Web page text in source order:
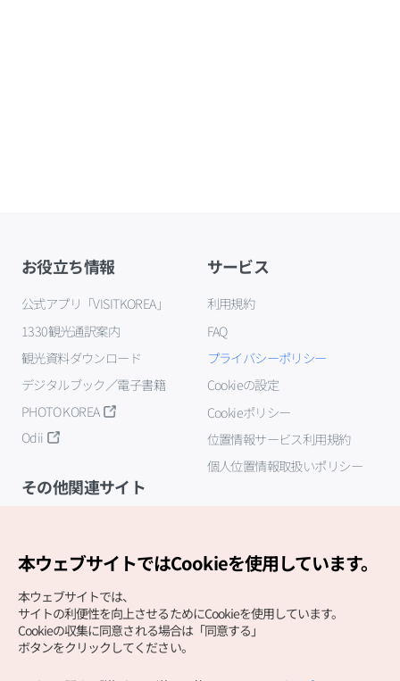
お役立ち情報
公式アプリ「VISITKOREA」
1330観光通訳案内
観光資料ダウンロード
デジタルブック／電子書籍
PHOTO KOREA
Odii
サービス
利用規約
FAQ
プライバシーポリシー
Cookieの設定
Cookieポリシー
位置情報サービス利用規約
個人位置情報取扱いポリシー
その他関連サイト
本ウェブサイトではCookieを使用しています。
本ウェブサイトでは、
サイトの利便性を向上させるためにCookieを使用しています。
Cookieの収集に同意される場合は「同意する」
ボタンをクリックしてください。